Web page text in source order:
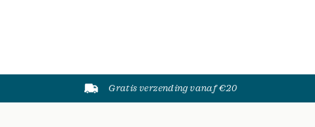
Gratis verzending vanaf €20